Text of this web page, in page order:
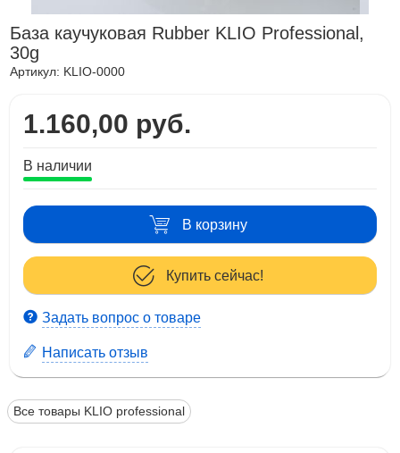
База каучуковая Rubber KLIO Professional,
30g
Артикул: KLIO-0000
1.160,00 руб.
В наличии
В корзину
Купить сейчас!
Задать вопрос о товаре
Написать отзыв
Все товары KLIO professional